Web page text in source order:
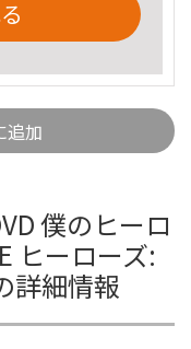
追加
僕のヒーロ
ヒーローズ:
詳細情報